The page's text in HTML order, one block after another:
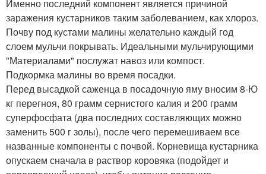
Именно последний компонент является причиной
заражения кустарников таким заболеванием, как хлороз.
Почву под кустами малины желательно каждый год
слоем мульчи покрывать. Идеальными мульчирующими
"Материалами" послужат навоз или компост.
Подкормка малины во время посадки.
Перед высадкой саженца в посадочную яму вносим 8-Ю
кг перегноя, 80 грамм сернистого калия и 200 грамм
суперфосфата (два последних составляющих можно
заменить 500 г золы), после чего перемешиваем все
названные компоненты с почвой. Корневища кустарника
опускаем сначала в раствор коровяка (подойдет и